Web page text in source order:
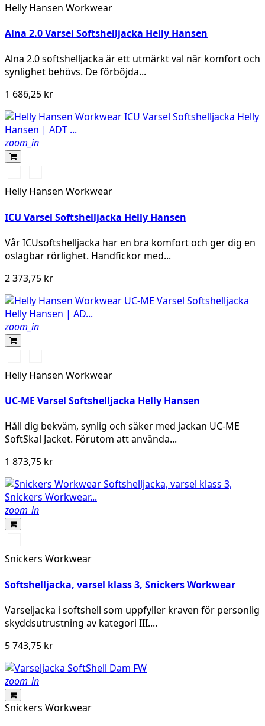
Helly Hansen Workwear
Alna 2.0 Varsel Softshelljacka Helly Hansen
Alna 2.0 softshelljacka är ett utmärkt val när komfort och
synlighet behövs. De förböjda...
1 686,25 kr
zoom_in
YELLOW/EBONY
ORANGE/EBONY
Helly Hansen Workwear
ICU Varsel Softshelljacka Helly Hansen
Vår ICUsoftshelljacka har en bra komfort och ger dig en
oslagbar rörlighet. Handfickor med...
2 373,75 kr
zoom_in
YELLOW/EBONY
ORANGE/EBONY
Helly Hansen Workwear
UC-ME Varsel Softshelljacka Helly Hansen
Håll dig bekväm, synlig och säker med jackan UC-ME
SoftSkal Jacket. Förutom att använda...
1 873,75 kr
zoom_in
vis
yellow/Navy
Snickers Workwear
Softshelljacka, varsel klass 3, Snickers Workwear
Varseljacka i softshell som uppfyller kraven för personlig
skyddsutrustning av kategori III....
5 743,75 kr
zoom_in
Snickers Workwear